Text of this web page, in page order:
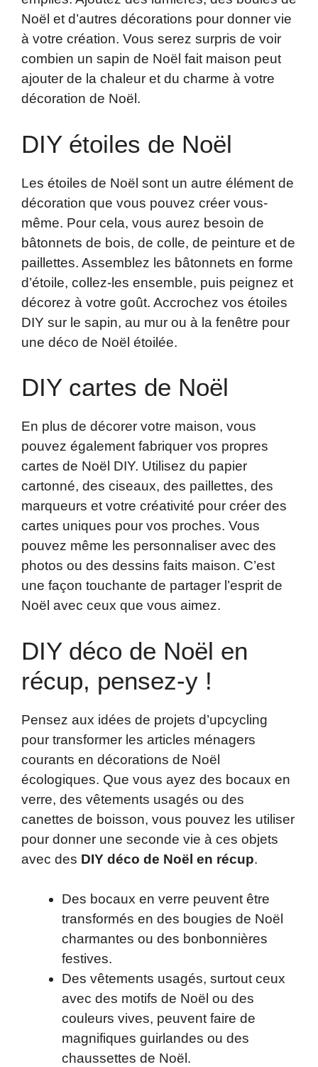
Noël et d’autres décorations pour donner vie
à votre création. Vous serez surpris de voir
combien un sapin de Noël fait maison peut
ajouter de la chaleur et du charme à votre
décoration de Noël.
DIY étoiles de Noël
Les étoiles de Noël sont un autre élément de
décoration que vous pouvez créer vous-
même. Pour cela, vous aurez besoin de
bâtonnets de bois, de colle, de peinture et de
paillettes. Assemblez les bâtonnets en forme
d’étoile, collez-les ensemble, puis peignez et
décorez à votre goût. Accrochez vos étoiles
DIY sur le sapin, au mur ou à la fenêtre pour
une déco de Noël étoilée.
DIY cartes de Noël
En plus de décorer votre maison, vous
pouvez également fabriquer vos propres
cartes de Noël DIY. Utilisez du papier
cartonné, des ciseaux, des paillettes, des
marqueurs et votre créativité pour créer des
cartes uniques pour vos proches. Vous
pouvez même les personnaliser avec des
photos ou des dessins faits maison. C’est
une façon touchante de partager l’esprit de
Noël avec ceux que vous aimez.
DIY déco de Noël en
récup, pensez-y !
Pensez aux idées de projets d’upcycling
pour transformer les articles ménagers
courants en décorations de Noël
écologiques. Que vous ayez des bocaux en
verre, des vêtements usagés ou des
canettes de boisson, vous pouvez les utiliser
pour donner une seconde vie à ces objets
avec des DIY déco de Noël en récup.
Des bocaux en verre peuvent être
transformés en des bougies de Noël
charmantes ou des bonbonnières
festives.
Des vêtements usagés, surtout ceux
avec des motifs de Noël ou des
couleurs vives, peuvent faire de
magnifiques guirlandes ou des
chaussettes de Noël.